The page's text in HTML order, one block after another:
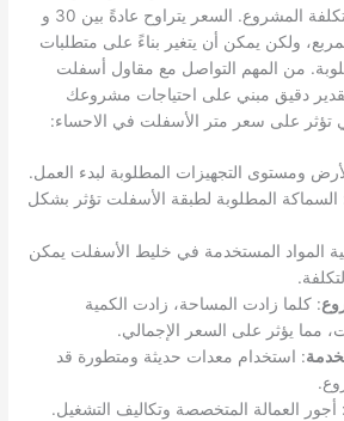
المختلفة التي تؤثر على تكلفة المشروع. السعر يتراوح عادةً بين 30 و
ولكن يمكن أن يتغير بناءً على متطلبات
من المهم التواصل مع مقاول أسفلت
دقيق مبني على احتياجات مشروعك
تؤثر على سعر متر الأسفلت في الاحساء:
ومستوى التجهيزات المطلوبة لبدء العمل.
السماكة المطلوبة لطبقة الأسفلت تؤثر بشكل
المواد المستخدمة في خليط الأسفلت يمكن
: كلما زادت المساحة، زادت الكمية
مما يؤثر على السعر الإجمالي.
: استخدام معدات حديثة ومتطورة قد
: أجور العمالة المتخصصة وتكاليف التشغيل.